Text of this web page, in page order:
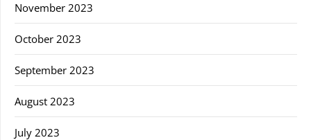
November 2023
October 2023
September 2023
August 2023
July 2023